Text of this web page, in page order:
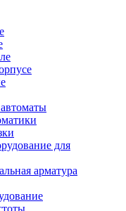
для
арматура